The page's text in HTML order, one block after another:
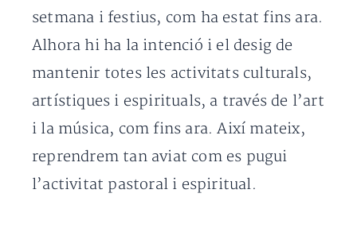
setmana i festius, com ha estat fins ara.
Alhora hi ha la intenció i el desig de
mantenir totes les activitats culturals,
artístiques i espirituals, a través de l’art
i la música, com fins ara. Així mateix,
reprendrem tan aviat com es pugui
l’activitat pastoral i espiritual.